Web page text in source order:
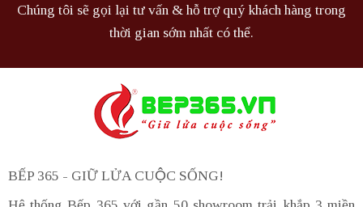
Chúng tôi sẽ gọi lại tư vấn & hỗ trợ quý khách hàng trong
thời gian sớm nhất có thể.
BẾP 365 - GIỮ LỬA CUỘC SỐNG!